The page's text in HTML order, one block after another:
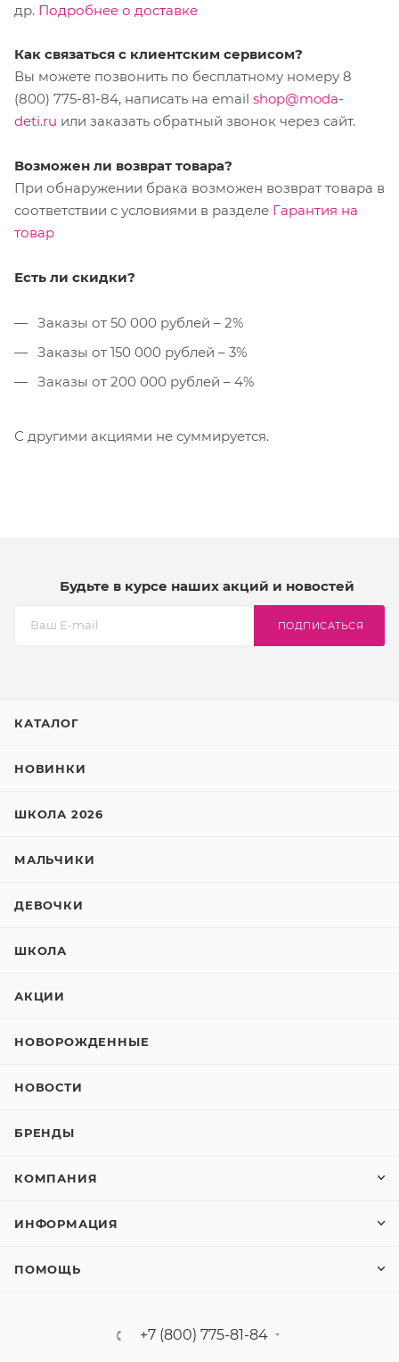
др. Подробнее о доставке
Как связаться с клиентским сервисом?
Вы можете позвонить по бесплатному номеру 8
(800) 775-81-84, написать на email shop@moda-
deti.ru или заказать обратный звонок через сайт.
Возможен ли возврат товара?
При обнаружении брака возможен возврат товара в
соответствии с условиями в разделе Гарантия на
товар
Есть ли скидки?
Заказы от 50 000 рублей – 2%
Заказы от 150 000 рублей – 3%
Заказы от 200 000 рублей – 4%
С другими акциями не суммируется.
Будьте в курсе наших акций и новостей
ПОДПИСАТЬСЯ
КАТАЛОГ
НОВИНКИ
ШКОЛА 2026
МАЛЬЧИКИ
ДЕВОЧКИ
ШКОЛА
АКЦИИ
НОВОРОЖДЕННЫЕ
НОВОСТИ
БРЕНДЫ
КОМПАНИЯ
ИНФОРМАЦИЯ
ПОМОЩЬ
+7 (800) 775-81-84